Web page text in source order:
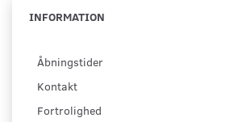
INFORMATION
Åbningstider
Kontakt
Fortrolighed